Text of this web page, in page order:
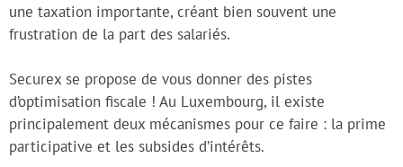
une taxation importante, créant bien souvent une
frustration de la part des salariés.
Securex se propose de vous donner des pistes
d’optimisation fiscale ! Au Luxembourg, il existe
principalement deux mécanismes pour ce faire : la prime
participative et les subsides d’intérêts.